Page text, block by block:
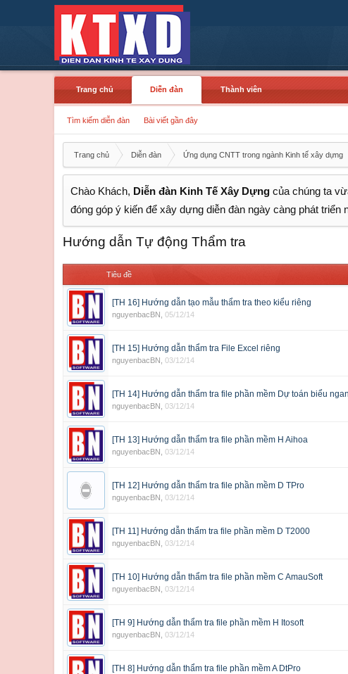
Trang chủ
Diễn đàn
Tìm kiếm diễn đàn Bài viết gần đây
Thành viên
Trang chủ Diễn đàn Ứng dụng CNTT trong ngành Kinh tế xây dựng
Chào Khách, Diễn đàn Kinh Tế Xây Dựng của chúng ta
đóng góp ý kiến để xây dựng diễn đàn ngày càng phát triển
Hướng dẫn Tự động Thẩm tra
Tiêu đề
[TH 16] Hướng dẫn tạo mẫu thẩm tra theo kiểu riêng
nguyenbacBN 05/12/14
[TH 15] Hướng dẫn thẩm tra File Excel riêng
nguyenbacBN 03/12/14
[TH 14] Hướng dẫn thẩm tra file phần mềm Dự toán biểu
nguyenbacBN 03/12/14
[TH 13] Hướng dẫn thẩm tra file phần mềm H Aihoa
nguyenbacBN 03/12/14
[TH 12] Hướng dẫn thẩm tra file phần mềm D TPro
nguyenbacBN 03/12/14
[TH 11] Hướng dẫn thẩm tra file phần mềm D T2000
nguyenbacBN 03/12/14
[TH 10] Hướng dẫn thẩm tra file phần mềm C AmauSoft
nguyenbacBN 03/12/14
[TH 9] Hướng dẫn thẩm tra file phần mềm H Itosoft
nguyenbacBN 03/12/14
[TH 8] Hướng dẫn thẩm tra file phần mềm A DtPro